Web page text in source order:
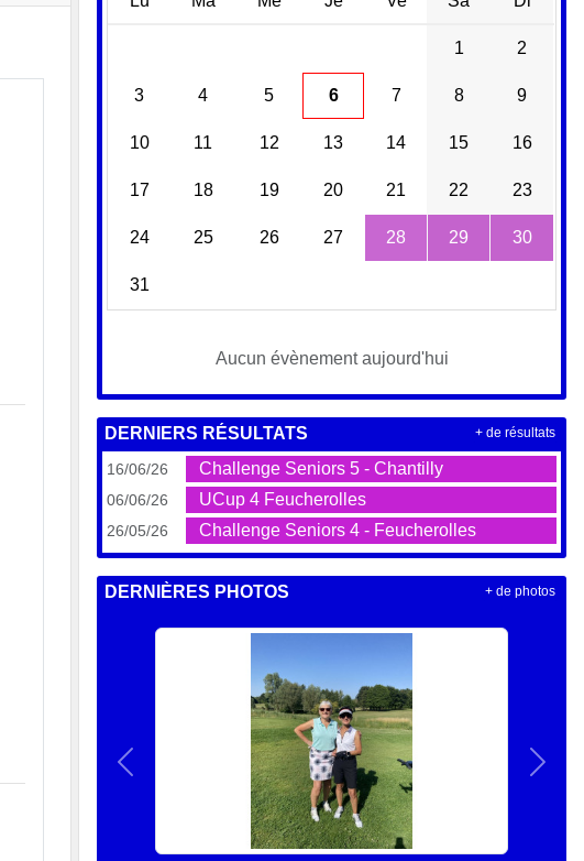
1 2
3 4 5 6 7 8 9
10 11 12 13 14 15 16
17 18 19 20 21 22 23
24 25 26 27 28 29 30
31
Aucun évènement aujourd'hui
DERNIERS RÉSULTATS
16/06/26 Challenge Seniors 5 - Chantilly
06/06/26 UCup 4 Feucherolles
26/05/26 Challenge Seniors 4 - Feucherolles
+ de résultats
DERNIÈRES PHOTOS
Précedent
+ de photos